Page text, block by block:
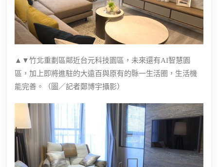
▲▼竹北重劃區鄰近台元科技園區，未來還有AI智慧園
區，加上即將進駐的大遠百與原有的縣一生活圈，生活機
能完善。（圖／記者鄭博宇攝影）